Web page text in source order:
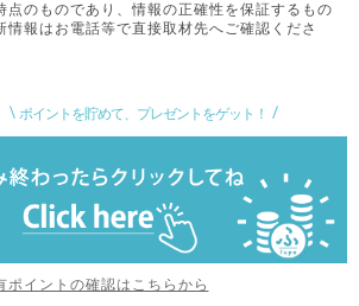
のものであり、情報の正確性を保証するもの
情報はお電話等で直接取材先へご確認くださ
ポイントを貯めて、プレゼントをゲット！
ポイントの確認はこちらから